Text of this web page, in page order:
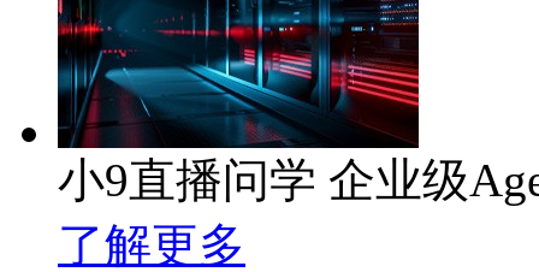
小9直播问学 企业级
了解更多